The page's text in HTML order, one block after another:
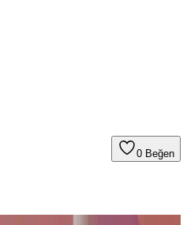
0 Beğen